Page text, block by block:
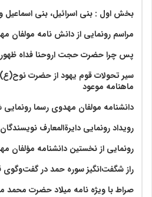
بخش اول : بنی اسرائیل، بنی اسماعیل و
مراسم رونمایی از دانش نامه مولفان
پس چرا حضرت حجت اروحنا فداه
سیر تحولات قوم یهود از حضرت
ماهنامه موعود
دانشنامه مولفان مهدوی رسما
رویداد رونمایی دایرةالمعارف
رونمایی از نخستین دانشنامه مؤلفان
راز شگفت‌انگیز سوره حمد در
صراط با ویژه نامه میلاد حضرت